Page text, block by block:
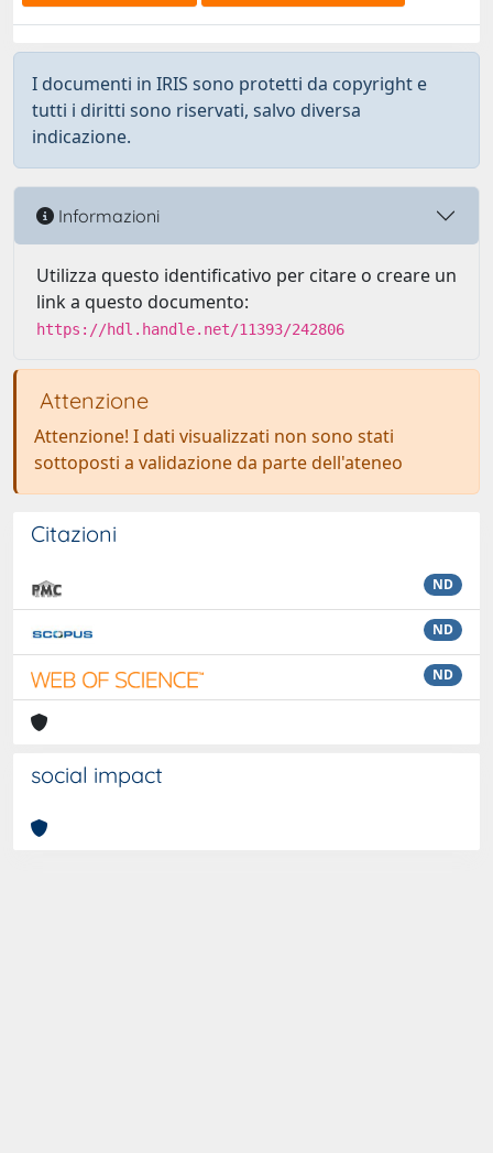
I documenti in IRIS sono protetti da copyright e
tutti i diritti sono riservati, salvo diversa
indicazione.
Informazioni
Utilizza questo identificativo per citare o creare un
link a questo documento:
https://hdl.handle.net/11393/242806
Attenzione
Attenzione! I dati visualizzati non sono stati
sottoposti a validazione da parte dell'ateneo
Citazioni
ND
ND
ND
social impact